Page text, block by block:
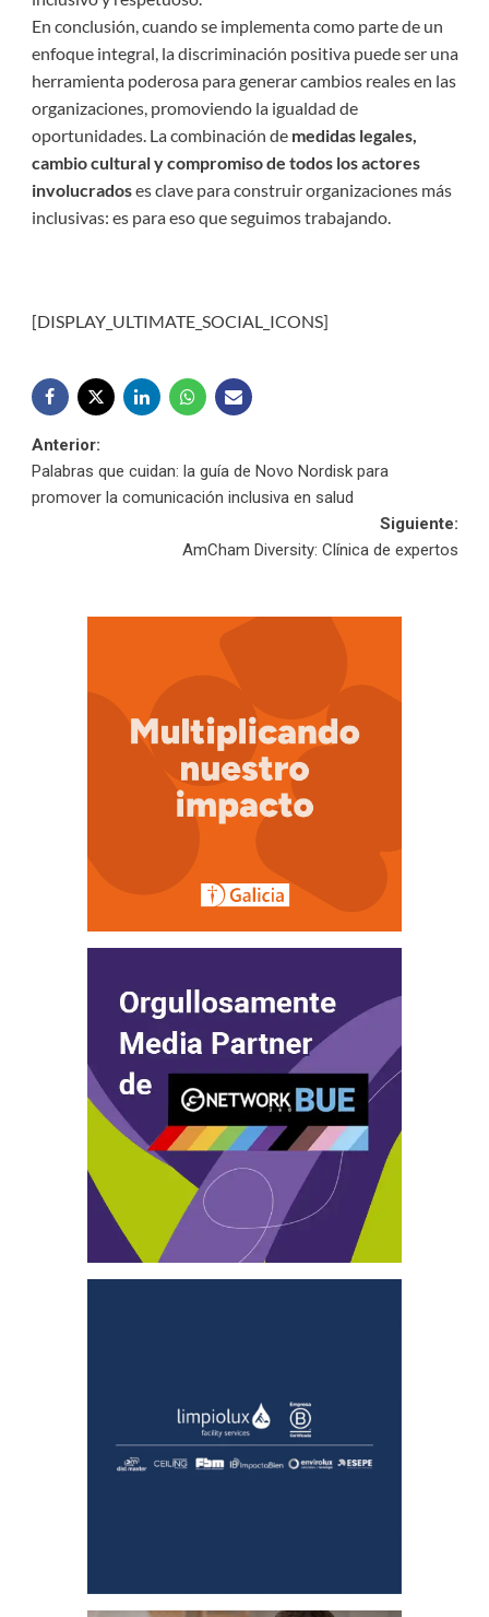
En conclusión, cuando se implementa como parte de un
enfoque integral, la discriminación positiva puede ser una
herramienta poderosa para generar cambios reales en las
organizaciones, promoviendo la igualdad de
oportunidades. La combinación de medidas legales,
cambio cultural y compromiso de todos los actores
involucradoses clave para construir organizaciones más
inclusivas: es para eso que seguimos trabajando.
[DISPLAY_ULTIMATE_SOCIAL_ICONS]
Navegación
de
Anterior:
Palabras que cuidan: la guía de Novo Nordisk para
promover la comunicación inclusiva en salud
Siguiente:
AmCham Diversity: Clínica de expertos